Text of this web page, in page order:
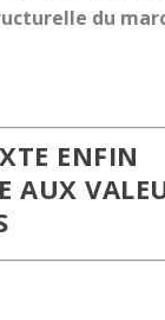
du
ENFIN
AUX